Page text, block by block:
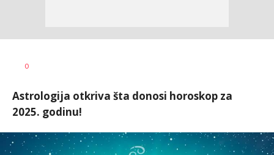
AUTOR
0
Astrologija otkriva šta donosi horoskop za
2025. godinu!